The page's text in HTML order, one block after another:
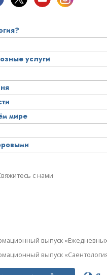
услуги
мире
с нами
выпуск
выпуск